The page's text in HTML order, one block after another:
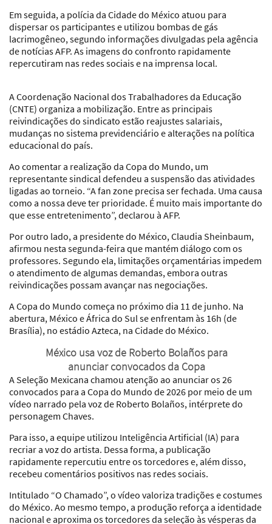
Em seguida, a polícia da Cidade do México atuou para
dispersar os participantes e utilizou bombas de gás
lacrimogêneo, segundo informações divulgadas pela agência
de notícias AFP. As imagens do confronto rapidamente
repercutiram nas redes sociais e na imprensa local.
A Coordenação Nacional dos Trabalhadores da Educação
(CNTE) organiza a mobilização. Entre as principais
reivindicações do sindicato estão reajustes salariais,
mudanças no sistema previdenciário e alterações na política
educacional do país.
Ao comentar a realização da Copa do Mundo, um
representante sindical defendeu a suspensão das atividades
ligadas ao torneio. “A fan zone precisa ser fechada. Uma causa
como a nossa deve ter prioridade. É muito mais importante do
que esse entretenimento”, declarou à AFP.
Por outro lado, a presidente do México, Claudia Sheinbaum,
afirmou nesta segunda-feira que mantém diálogo com os
professores. Segundo ela, limitações orçamentárias impedem
o atendimento de algumas demandas, embora outras
reivindicações possam avançar nas negociações.
A Copa do Mundo começa no próximo dia 11 de junho. Na
abertura, México e África do Sul se enfrentam às 16h (de
Brasília), no estádio Azteca, na Cidade do México.
México usa voz de Roberto Bolaños para
anunciar convocados da Copa
A Seleção Mexicana chamou atenção ao anunciar os 26
convocados para a Copa do Mundo de 2026 por meio de um
vídeo narrado pela voz de Roberto Bolaños, intérprete do
personagem Chaves.
Para isso, a equipe utilizou Inteligência Artificial (IA) para
recriar a voz do artista. Dessa forma, a publicação
rapidamente repercutiu entre os torcedores e, além disso,
recebeu comentários positivos nas redes sociais.
Intitulado “O Chamado”, o vídeo valoriza tradições e costumes
do México. Ao mesmo tempo, a produção reforça a identidade
nacional e aproxima os torcedores da seleção às vésperas da